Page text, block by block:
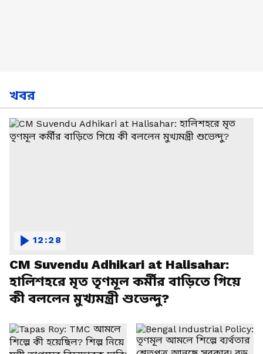
খবর
CM Suvendu Adhikari at Halisahar:
হালিশহরে মৃত তৃণমূল কর্মীর বাড়িতে গিয়ে
কী বললেন মুখ্যমন্ত্রী শুভেন্দু?
12:28